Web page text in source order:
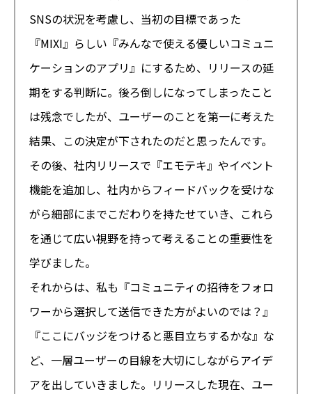
SNSの状況を考慮し、当初の目標であった
『MIXI』らしい『みんなで使える優しいコミュニ
ケーションのアプリ』にするため、リリースの延
期をする判断に。後ろ倒しになってしまったこと
は残念でしたが、ユーザーのことを第一に考えた
結果、この決定が下されたのだと思ったんです。
その後、社内リリースで『エモテキ』やイベント
機能を追加し、社内からフィードバックを受けな
がら細部にまでこだわりを持たせていき、これら
を通じて広い視野を持って考えることの重要性を
学びました。
それからは、私も『コミュニティの招待をフォロ
ワーから選択して送信できた方がよいのでは？』
『ここにバッジをつけると悪目立ちするかな』な
ど、一層ユーザーの目線を大切にしながらアイデ
アを出していきました。リリースした現在、ユー